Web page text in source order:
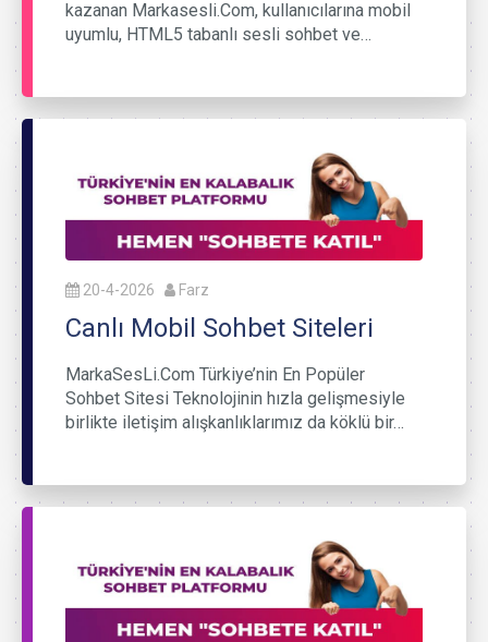
kazanan Markasesli.Com, kullanıcılarına mobil
uyumlu, HTML5 tabanlı sesli sohbet ve…
20-4-2026 Farz
Canlı Mobil Sohbet Siteleri
MarkaSesLi.Com Türkiye’nin En Popüler
Sohbet Sitesi Teknolojinin hızla gelişmesiyle
birlikte iletişim alışkanlıklarımız da köklü bir…